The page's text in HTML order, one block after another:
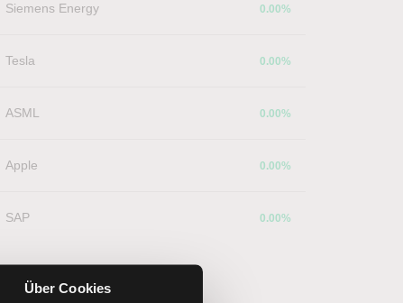
Über Cookies
Siemens Energy 0.00%
Tesla 0.00%
ASML 0.00%
Apple 0.00%
SAP 0.00%